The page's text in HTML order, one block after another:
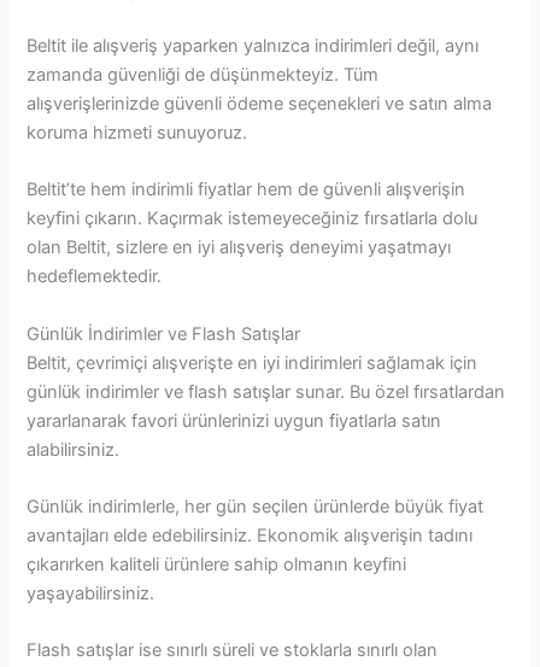
Beltit ile alışveriş yaparken yalnızca indirimleri değil, aynı
zamanda güvenliği de düşünmekteyiz. Tüm
alışverişlerinizde güvenli ödeme seçenekleri ve satın alma
koruma hizmeti sunuyoruz.
Beltit’te hem indirimli fiyatlar hem de güvenli alışverişin
keyfini çıkarın. Kaçırmak istemeyeceğiniz fırsatlarla dolu
olan Beltit, sizlere en iyi alışveriş deneyimi yaşatmayı
hedeflemektedir.
Günlük İndirimler ve Flash Satışlar
Beltit, çevrimiçi alışverişte en iyi indirimleri sağlamak için
günlük indirimler ve flash satışlar sunar. Bu özel fırsatlardan
yararlanarak favori ürünlerinizi uygun fiyatlarla satın
alabilirsiniz.
Günlük indirimlerle, her gün seçilen ürünlerde büyük fiyat
avantajları elde edebilirsiniz. Ekonomik alışverişin tadını
çıkarırken kaliteli ürünlere sahip olmanın keyfini
yaşayabilirsiniz.
Flash satışlar ise sınırlı süreli ve stoklarla sınırlı olan